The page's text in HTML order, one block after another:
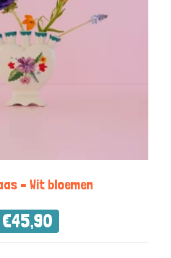
– Wit bloemen
€45,90